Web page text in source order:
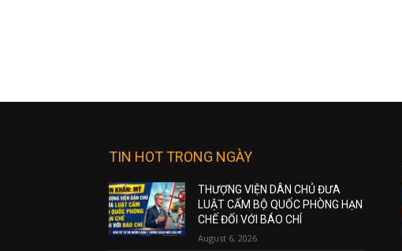
TIN HOT TRONG NGÀY
THƯỢNG VIỆN DÂN CHỦ ĐƯA
LUẬT CẤM BỘ QUỐC PHÒNG HẠN
CHẾ ĐỐI VỚI BÁO CHÍ
August 6, 2026